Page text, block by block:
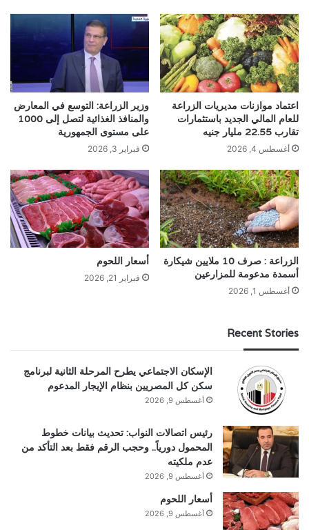
اعتماد موازنات مديريات الزراعة
للعام المالي الجديد باستثمارات
تقارب 22.55 مليار جنيه
أغسطس 4, 2026
وزير الزراعة: التوسع في المعارض
والمنافذ الغذائية لتصل إلى 1000
على مستوى الجمهورية
فبراير 3, 2026
الزراعة : صرف 10 ملايين شيكارة
أسمدة مدعومة للمزارعين
أغسطس 1, 2026
أسعار اللحوم
فبراير 21, 2026
Recent Stories
الإسكان الاجتماعي يطرح المرحلة الثانية لبرنامج
سكن كل المصريين بنظام الإيجار المدعوم
أغسطس 9, 2026
رئيس اتصالات النواب: تحديث بيانات خطوط
المحمول دورياً.. وحجب الرقم فقط بعد التأكد من
عدم ملكيته
أغسطس 9, 2026
أسعار اللحوم
أغسطس 9, 2026